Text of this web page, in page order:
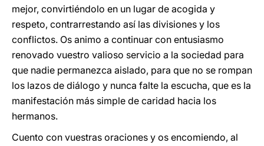
mejor, convirtiéndolo en un lugar de acogida y
respeto, contrarrestando así las divisiones y los
conflictos. Os animo a continuar con entusiasmo
renovado vuestro valioso servicio a la sociedad para
que nadie permanezca aislado, para que no se rompan
los lazos de diálogo y nunca falte la escucha, que es la
manifestación más simple de caridad hacia los
hermanos.
Cuento con vuestras oraciones y os encomiendo, al